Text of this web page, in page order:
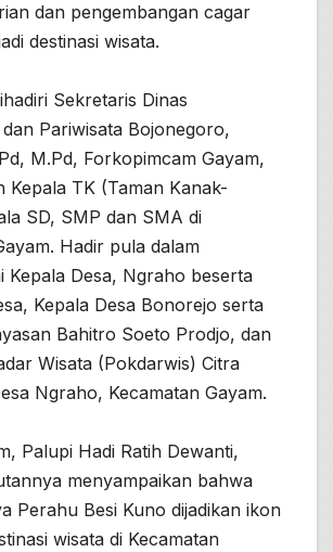
dan pengembangan cagar
destinasi wisata.
Sekretaris Dinas
Pariwisata Bojonegoro,
M.Pd, Forkopimcam Gayam,
Kepala TK (Taman Kanak-
SD, SMP dan SMA di
Hadir pula dalam
Kepala Desa, Ngraho beserta
Kepala Desa Bonorejo serta
Bahitro Soeto Prodjo, dan
Wisata (Pokdarwis) Citra
Ngraho, Kecamatan Gayam.
Palupi Hadi Ratih Dewanti,
menyampaikan bahwa
Perahu Besi Kuno dijadikan ikon
wisata di Kecamatan